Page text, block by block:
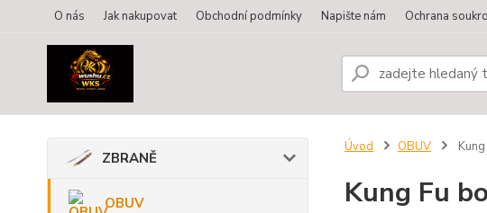
O nás Jak nakupovat Obchodní podmínky Napište nám Ochrana
ZBRANĚ
OBUV
Úvod OBUV
Kung Fu